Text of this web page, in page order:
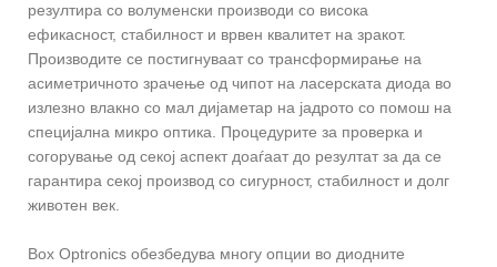
резултира со волуменски производи со висока
ефикасност, стабилност и врвен квалитет на зракот.
Производите се постигнуваат со трансформирање на
асиметричното зрачење од чипот на ласерската диода во
излезно влакно со мал дијаметар на јадрото со помош на
специјална микро оптика. Процедурите за проверка и
согорување од секој аспект доаѓаат до резултат за да се
гарантира секој производ со сигурност, стабилност и долг
животен век.
Box Optronics обезбедува многу опции во диодните